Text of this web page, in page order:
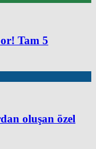
Tam 5
oluşan özel